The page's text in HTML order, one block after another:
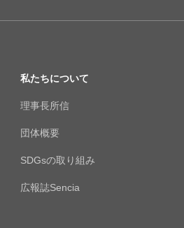
私たちについて
理事長所信
団体概要
SDGsの取り組み
広報誌Sencia